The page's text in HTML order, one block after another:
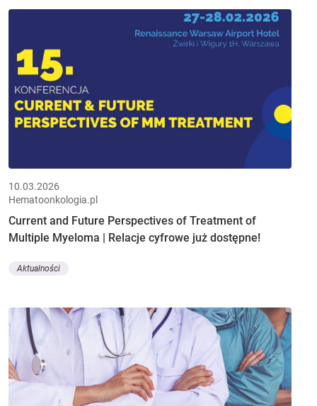
10.03.2026
Hematoonkologia.pl
Current and Future Perspectives of Treatment of
Multiple Myeloma | Relacje cyfrowe już dostępne!
Aktualności